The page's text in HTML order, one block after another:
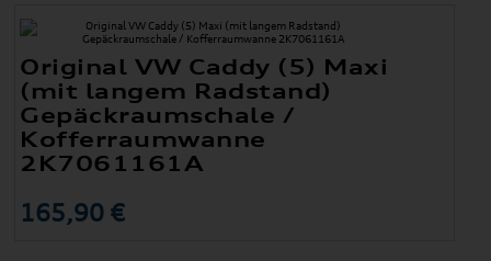
Original VW Caddy (5) Maxi
(mit langem Radstand)
Gepäckraumschale /
Kofferraumwanne
2K7061161A
165,90 €